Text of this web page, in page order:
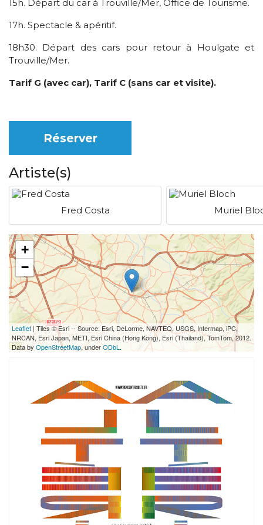
15h. Départ du car à Trouville/Mer, Office de Tourisme.
17h. Spectacle & apéritif.
18h30. Départ des cars pour retour à Houlgate et
Trouville/Mer.
Tarif G (avec car), Tarif C (sans car et visite).
Réserver
Artiste(s)
Fred Costa Muriel
+
−
Leaflet | Tiles © Esri -- Source: Esri, DeLorme, NAVTEQ, USGS, Intermap, iPC,
NRCAN, Esri Japan, METI, Esri China (Hong Kong), Esri (Thailand), TomTom, 2012.
Data byOpenStreetMap, underODbL .